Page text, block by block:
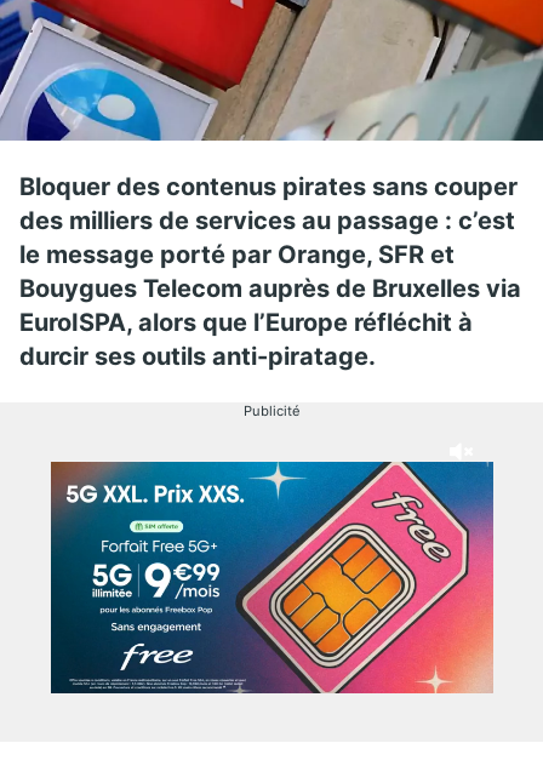
Bloquer des contenus pirates sans couper
des milliers de services au passage : c’est
le message porté par Orange, SFR et
Bouygues Telecom auprès de Bruxelles via
EuroISPA, alors que l’Europe réfléchit à
durcir ses outils anti-piratage.
Publicité